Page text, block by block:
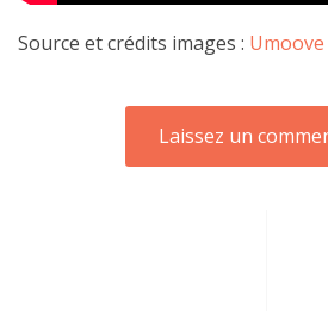
Source et crédits images : Umoove